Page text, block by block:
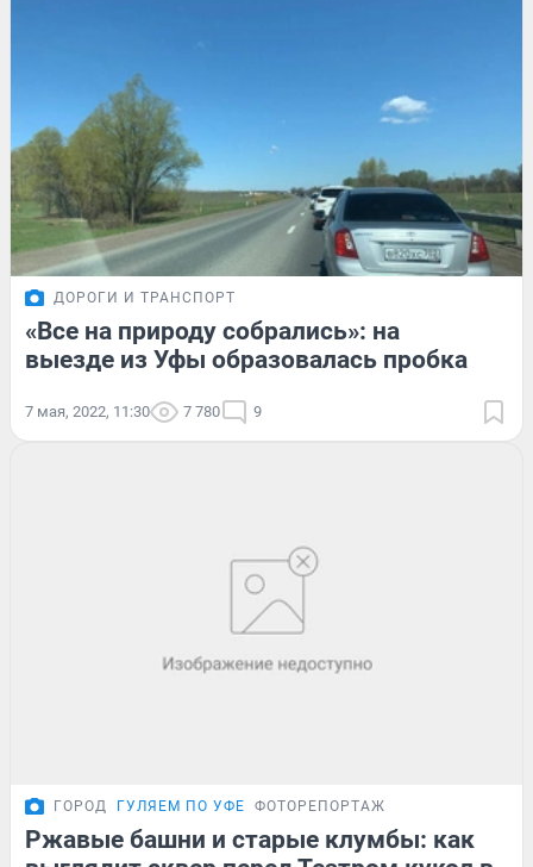
ДОРОГИ И ТРАНСПОРТ
«Все на природу собрались»: на
выезде из Уфы образовалась пробка
7 мая, 2022, 11:30 7 780 9
ГОРОД ГУЛЯЕМ ПО УФЕ ФОТОРЕПОРТАЖ
Ржавые башни и старые клумбы: как